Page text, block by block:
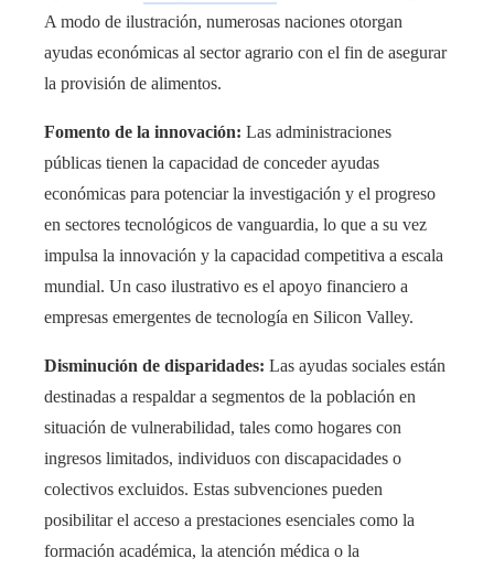
A modo de ilustración, numerosas naciones otorgan
ayudas económicas al sector agrario con el fin de asegurar
la provisión de alimentos.
Fomento de la innovación: Las administraciones
públicas tienen la capacidad de conceder ayudas
económicas para potenciar la investigación y el progreso
en sectores tecnológicos de vanguardia, lo que a su vez
impulsa la innovación y la capacidad competitiva a escala
mundial. Un caso ilustrativo es el apoyo financiero a
empresas emergentes de tecnología en Silicon Valley.
Disminución de disparidades: Las ayudas sociales están
destinadas a respaldar a segmentos de la población en
situación de vulnerabilidad, tales como hogares con
ingresos limitados, individuos con discapacidades o
colectivos excluidos. Estas subvenciones pueden
posibilitar el acceso a prestaciones esenciales como la
formación académica, la atención médica o la